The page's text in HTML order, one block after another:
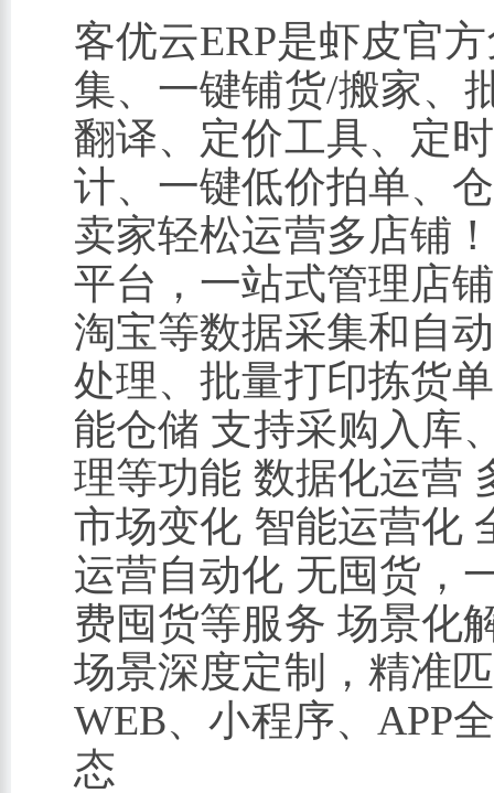
客优云ERP是虾皮官
集、一键铺货/搬家、
翻译、定价工具、定
计、一键低价拍单、
卖家轻松运营多店铺
平台，一站式管理店
淘宝等数据采集和自
处理、批量打印拣货
能仓储 支持采购入库
理等功能 数据化运营
市场变化 智能运营化
运营自动化 无囤货，
费囤货等服务 场景化
场景深度定制，精准
WEB、小程序、APP
态